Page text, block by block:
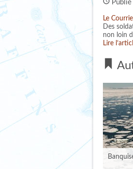
Le
Des
non loin
Lire